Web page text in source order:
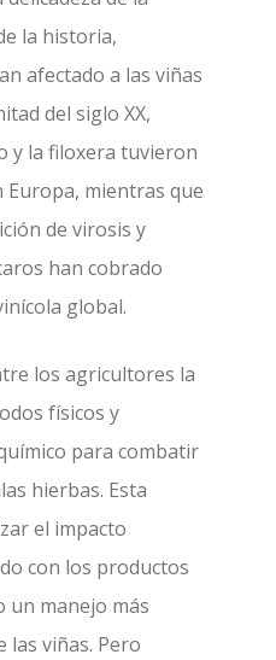
la historia,
afectado a las viñas
del siglo XX,
y la filoxera tuvieron
mientras que
de virosis y
han cobrado
global.
los agricultores la
físicos y
para combatir
hierbas. Esta
el impacto
con los productos
manejo más
las viñas. Pero